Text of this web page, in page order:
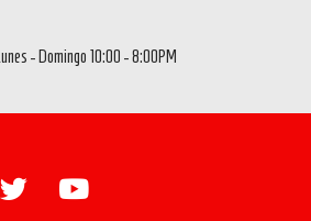
Lunes - Domingo 10:00 - 8:00PM